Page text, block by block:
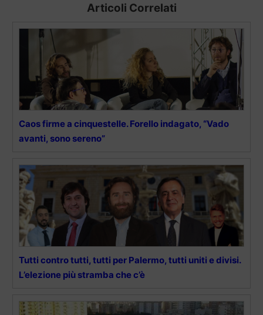
Articoli Correlati
Caos firme a cinquestelle. Forello indagato, “Vado
avanti, sono sereno”
Tutti contro tutti, tutti per Palermo, tutti uniti e divisi.
L’elezione più stramba che c’è